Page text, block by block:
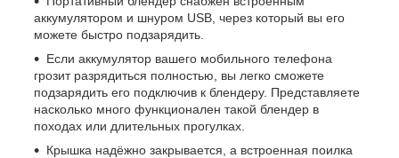
аккумулятором и шнуром USB, через который вы его
можете быстро подзарядить.
Если аккумулятор вашего мобильного телефона
грозит разрядиться полностью, вы легко сможете
подзарядить его подключив к блендеру. Представляете
насколько много функционален такой блендер в
походах или длительных прогулках.
Крышка надёжно закрывается, а встроенная поилка